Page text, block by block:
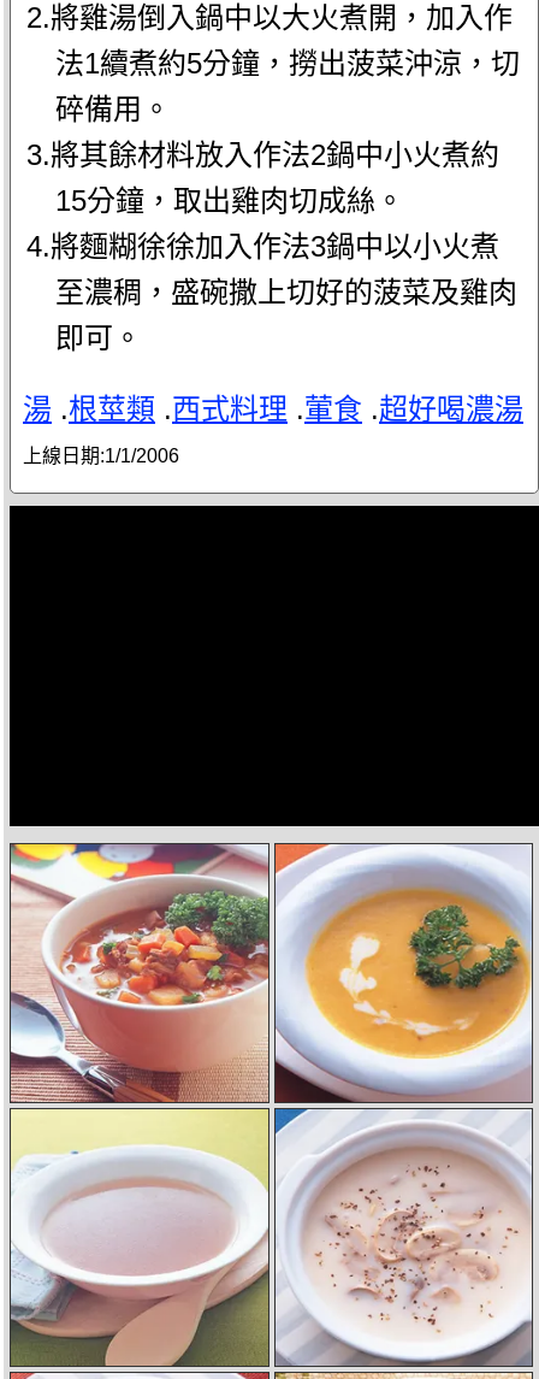
2.將雞湯倒入鍋中以大火煮開，加入作
法1續煮約5分鐘，撈出菠菜沖涼，切
碎備用。
3.將其餘材料放入作法2鍋中小火煮約
15分鐘，取出雞肉切成絲。
4.將麵糊徐徐加入作法3鍋中以小火煮
至濃稠，盛碗撒上切好的菠菜及雞肉
即可。
湯 .根莖類 .西式料理 .葷食 .超好喝濃湯
上線日期:1/1/2006